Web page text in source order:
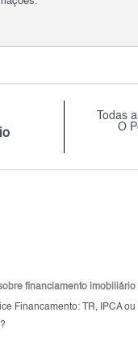
Todas
O
financiamento
Financamento: TR, IPCA